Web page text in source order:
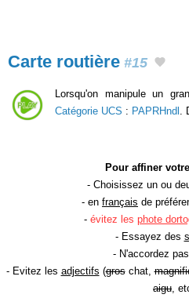
Carte routière #15
Lorsqu'on manipule un
Catégorie UCS : PAPRHndl .
Pour affiner
- Choisissez un ou
- en français de
- évitez les phote
- Essayez des
- N'accordez pas
- Evitez les adjectifs (groschat,
aigu,